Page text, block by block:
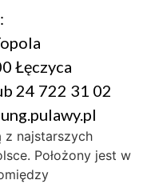
Łęczyca
24 722 31 02
z najstarszych
Położony jest w